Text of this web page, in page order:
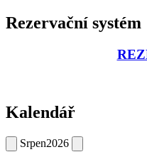
Rezervační systém
Kalendář
Srpen2026